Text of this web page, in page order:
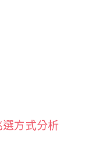
方式分析